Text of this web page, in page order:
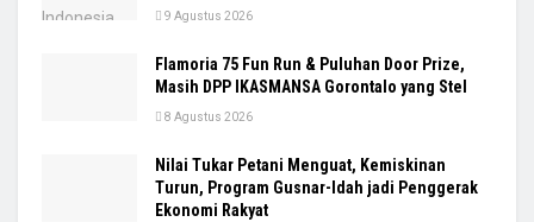
9 Agustus 2026
Flamoria 75 Fun Run & Puluhan Door Prize,
Masih DPP IKASMANSA Gorontalo yang Stel
8 Agustus 2026
Nilai Tukar Petani Menguat, Kemiskinan
Turun, Program Gusnar-Idah jadi Penggerak
Ekonomi Rakyat